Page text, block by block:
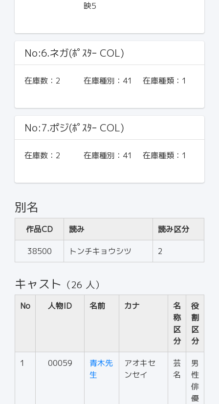
映5
No:6.ネガ(ﾎﾟｽﾀｰ COL)
在庫数： 2 在庫種別： 41 在庫種類： 1
No:7.ポジ(ﾎﾟｽﾀｰ COL)
在庫数： 2 在庫種別： 41 在庫種類： 1
別名
作品CD 読み 読み区分
38500 トンチキョウシツ 2
キャスト （26 人）
No 人物ID 名前 カナ
名
称
区
分
役
割
区
分
1 00059
青木先
生
アオキセ
ンセイ
芸
名
男
性
俳
優